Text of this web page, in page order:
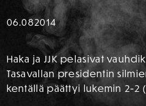
06.082014
Haka ja JJK pelasivat
Tasavallan presidentin
kentällä päättyi lukemin 2-2